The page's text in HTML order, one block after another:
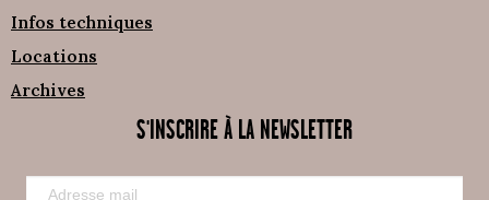
Infos techniques
Locations
Archives
S'INSCRIRE À LA NEWSLETTER